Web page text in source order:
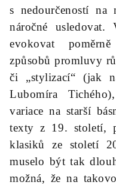
s nedourčeností na
náročné
evokovat
způsobů promluvy
či „stylizací“ (jak
Lubomíra
variace na starší
texty z 19. století,
klasiků ze století
muselo být tak
možná, že na